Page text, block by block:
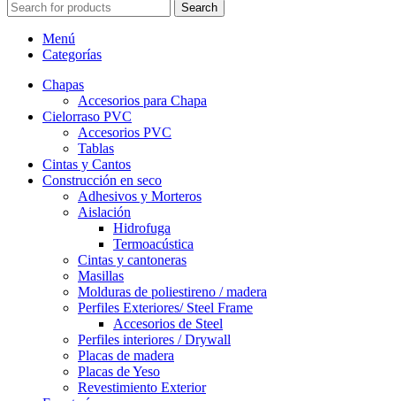
Search
Menú
Categorías
Chapas
Accesorios para Chapa
Cielorraso PVC
Accesorios PVC
Tablas
Cintas y Cantos
Construcción en seco
Adhesivos y Morteros
Aislación
Hidrofuga
Termoacústica
Cintas y cantoneras
Masillas
Molduras de poliestireno / madera
Perfiles Exteriores/ Steel Frame
Accesorios de Steel
Perfiles interiores / Drywall
Placas de madera
Placas de Yeso
Revestimiento Exterior